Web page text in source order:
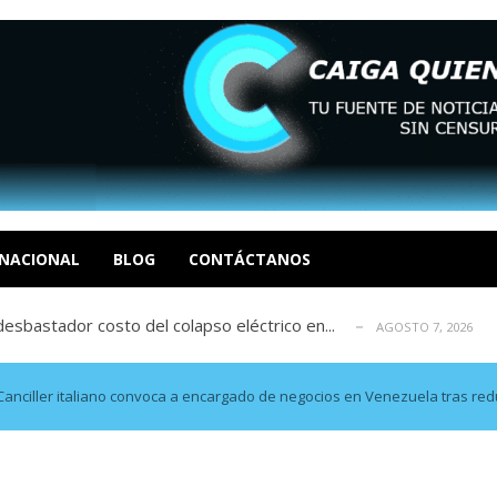
BLOG CONTÁCTANOS
apagones y promesas incumplidas... AGOSTO 6, 2026
de derechos humanos en el Minister... AGOSTO 6, 2026
un mercado impulsado por el auge de...
costo del colapso eléctrico en...
Por Dayana Cristina Duzoglou L. AGOSTO 6, 2026
apagones y promesas incumplidas... AGOSTO 6, 2026
de derechos humanos en el Minister... AGOSTO 6, 2026
un mercado impulsado por el auge de... AGOSTO 6, 2026
costo del colapso eléctrico en...
italiano convoca a encargado de negocios en Venezuela tras